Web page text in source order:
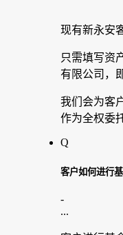
现有新永安
只需填写资
有限公司，
我们会为客
作为全权委
Q
客户如何进行基
-
...